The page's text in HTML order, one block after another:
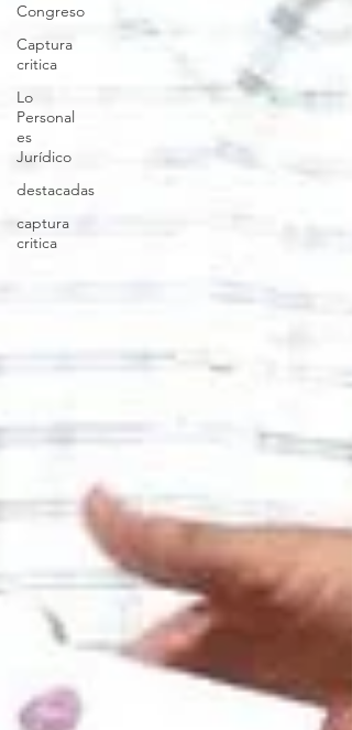
Congreso
Captura
critica
Lo
Personal
es
Jurídico
destacadas
captura
critica